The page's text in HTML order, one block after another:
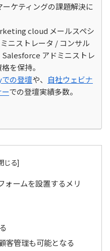
ケティングの課題解決に
cloud メールスペシ
ニストレータ / コンサル
アドミニストレ
を保持。
の登壇や、 自社ウェビナ
での登壇実績多数。
ォームを設置するメリ
客管理も可能となる